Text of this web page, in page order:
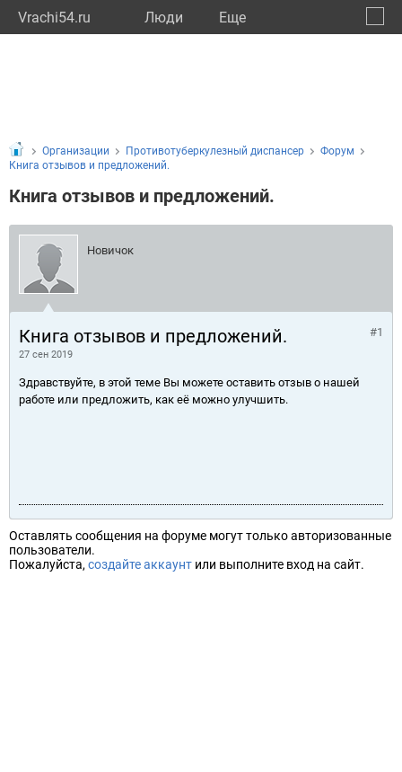
Vrachi54.ru Люди Eще
Организации Противотуберкулезный диспансер
Форум
Книга отзывов и предложений.
Книга отзывов и предложений.
Новичок
Книга отзывов и предложений.
27 сен 2019
#1
Здравствуйте, в этой теме Вы можете оставить отзыв о нашей
работе или предложить, как её можно улучшить.
Оставлять сообщения на форуме могут только авторизованные
пользователи.
Пожалуйста, создайте аккаунт или выполните вход на сайт.